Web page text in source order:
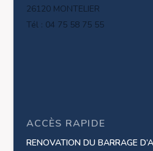
26120 MONTELIER
Tél : 04 75 58 75 55
ACCÈS RAPIDE
RENOVATION DU BARRAGE